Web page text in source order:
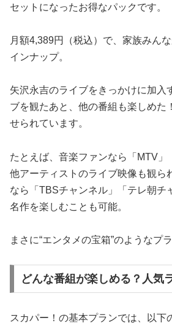
セットになったお得なパックです。
月額4,389円（税込）で、家族みん
インナップ。
矢沢永吉のライブをきっかけに加入
ブを観たあと、他の番組も楽しめた
せられています。
たとえば、音楽ファンなら「MTV」
他アーティストのライブ映像も観ら
なら「TBSチャンネル」「テレ朝チ
名作を楽しむことも可能。
まさに“エンタメの宝箱”のようなプ
どんな番組が楽しめる？人気
スカパー！の基本プランでは、以下